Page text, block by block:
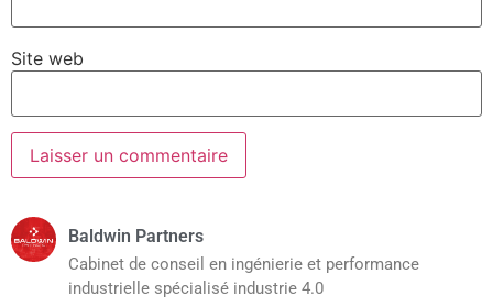
Site web
Baldwin Partners
Cabinet de conseil en ingénierie et performance
industrielle spécialisé industrie 4.0